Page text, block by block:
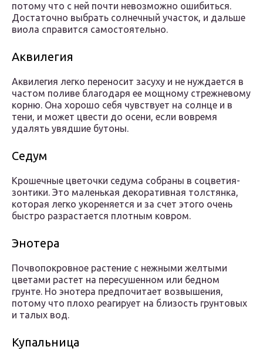
потому что с ней почти невозможно ошибиться.
Достаточно выбрать солнечный участок, и дальше
виола справится самостоятельно.
Аквилегия
Аквилегия легко переносит засуху и не нуждается в
частом поливе благодаря ее мощному стрежневому
корню. Она хорошо себя чувствует на солнце и в
тени, и может цвести до осени, если вовремя
удалять увядшие бутоны.
Седум
Крошечные цветочки седума собраны в соцветия-
зонтики. Это маленькая декоративная толстянка,
которая легко укореняется и за счет этого очень
быстро разрастается плотным ковром.
Энотера
Почвопокровное растение с нежными желтыми
цветами растет на пересушенном или бедном
грунте. Но энотера предпочитает возвышения,
потому что плохо реагирует на близость грунтовых
и талых вод.
Купальница